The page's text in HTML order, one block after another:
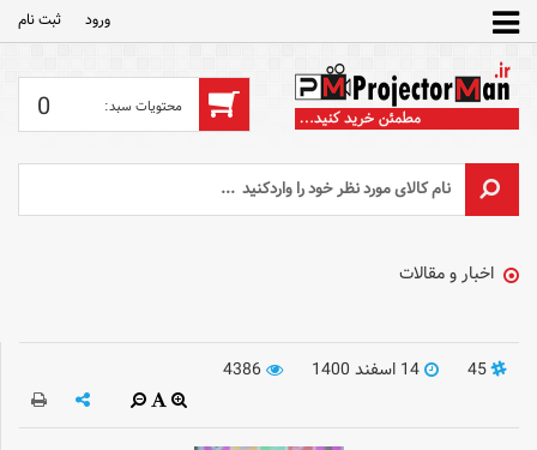
ورود ثبت‌ نام
0
اخبار و مقالات
45 14 اسفند 1400 4386